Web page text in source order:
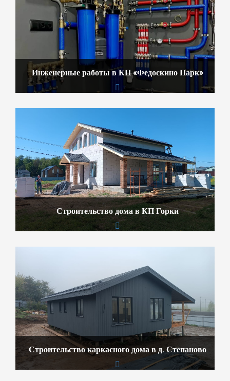
Инженерные работы в КП «Федоскино Парк»
Строительство дома в КП Горки
Строительство каркасного дома в д. Степаново